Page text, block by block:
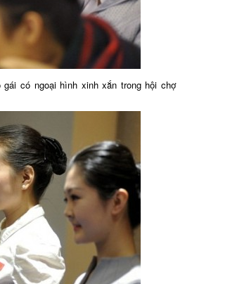
có ngoại hình xinh xắn trong hội chợ